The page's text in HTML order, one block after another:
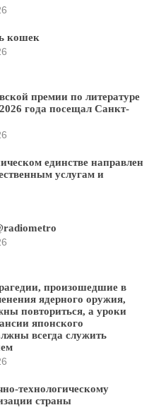
кошек
премии по литературе
года посещал Санкт-
единстве направлен
услугам и
произошедшие в
ядерного оружия,
повториться, а уроки
японского
всегда служить
технологическому
страны